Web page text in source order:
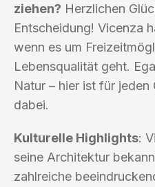
ziehen? Herzlichen
Entscheidung! Vicenza
wenn es um
Lebensqualität geht.
Natur – hier ist für
dabei.
Kulturelle Highlights:
seine Architektur
zahlreiche